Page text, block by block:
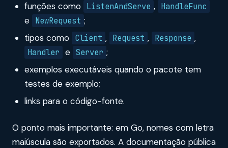
funções como ListenAndServe , HandleFunc
e NewRequest ;
tipos como Client , Request , Response ,
Handler e Server ;
exemplos executáveis quando o pacote tem
testes de exemplo;
links para o código-fonte.
O ponto mais importante: em Go, nomes com letra
maiúscula são exportados. A documentação pública